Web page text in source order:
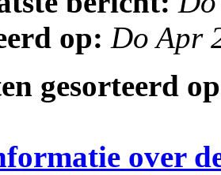
op: Do Apr
gesorteerd
over